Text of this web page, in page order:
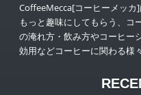
CoffeeMecca[コーヒーメッ
もっと趣味にしてもらう、コ
の淹れ方・飲み方やコーヒー
効用などコーヒーに関わる様